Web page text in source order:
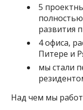
5
развития
4 офиса,
Питере и
мы стали
Над чем мы